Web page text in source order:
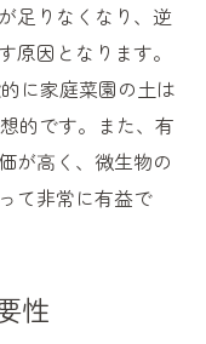
の基本
の選び方
菜を育てる土の
作りの秘訣
つ方法
足りなくなり、逆
原因となります。
に家庭菜園の土は
的です。また、有
が高く、微生物の
て非常に有益で
性